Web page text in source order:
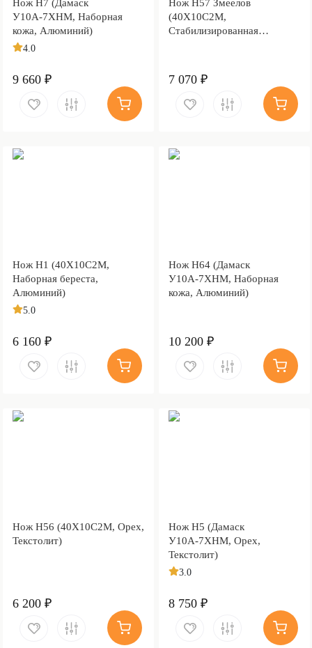
Нож Н7 (Дамаск
У10А-7ХНМ, Наборная
кожа, Алюминий)
4.0
9 660 ₽
Нож Н57 Змеелов
(40Х10С2М,
Стабилизированная
7 070 ₽
Нож Н1 (40Х10С2М,
Наборная береста,
Алюминий)
5.0
6 160 ₽
Нож Н64 (Дамаск
У10А-7ХНМ, Наборная
кожа, Алюминий)
10 200 ₽
Нож Н56 (40Х10С2М, Орех,
Текстолит)
6 200 ₽
Нож Н5 (Дамаск
У10А-7ХНМ, Орех,
Текстолит)
3.0
8 750 ₽